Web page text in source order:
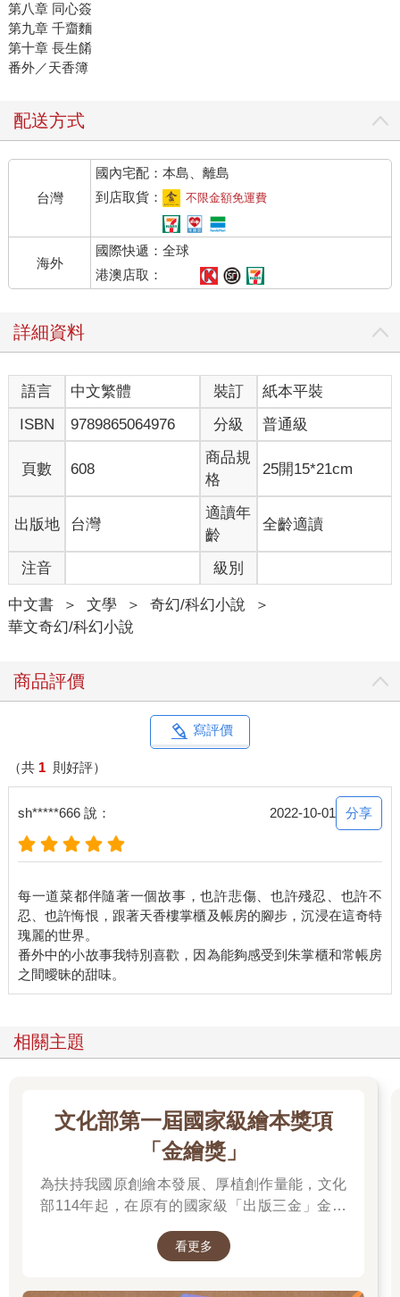
第八章 同心簽
第九章 千齏麵
第十章 長生餚
番外／天香簿
配送方式
台灣
國內宅配：本島、離島
到店取貨：
不限金額免運費
海外
國際快遞：全球
港澳店取：
詳細資料
語言 中文繁體 裝訂
紙本平裝
ISBN
9789865064976 分級 普通級
頁數 608
商品規
格
25開15*21cm
出版地 台灣
適讀年
齡
全齡適讀
注音 級別
中文書 ＞ 文學 ＞ 奇幻/科幻小說
＞
華文奇幻/科幻小說
商品評價
寫評價
（共 1 則好評）
sh*****666 說： 2022-10-01 分享
每一道菜都伴隨著一個故事，也許悲傷、也許殘忍、也許不
忍、也許悔恨，跟著天香樓掌櫃及帳房的腳步，沉浸在這奇特
瑰麗的世界。
番外中的小故事我特別喜歡，因為能夠感受到朱掌櫃和常帳房
相關主題
文化部第一屆國家級繪本獎項
「金繪獎」
為扶持我國原創繪本發展、厚植創作量能，文化
部114年起，在原有的國家級「出版三金」金鼎
促進台灣圖文出版的多元發展。獎項分為「特別
「跨域應用獎」、「年度繪本獎」，以及「金繪
看更多